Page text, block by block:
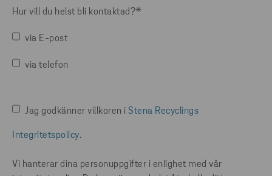
Hur vill du helst bli kontaktad?*
via E-post
via telefon
Jag godkänner villkoren i Stena Recyclings
Integritetspolicy.
Vi hanterar dina personuppgifter i enlighet med vår